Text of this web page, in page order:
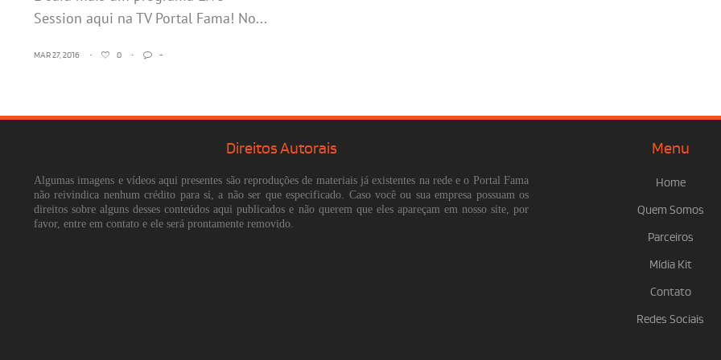
Session aqui na TV Portal Fama! No...
MAR 27, 2016 • 0 • -
Direitos Autorais
Algumas imagens e vídeos aqui presentes são reproduções de materiais já existentes na rede e o Portal Fama
não reivindica nenhum crédito para si, a não ser que especificado. Caso você ou sua empresa possuam os
direitos sobre alguns desses conteúdos aqui publicados e não querem que eles apareçam em nosso site, por
favor, entre em contato e ele será prontamente removido.
Menu
Home
Quem Somos
Parceiros
Mídia Kit
Contato
Redes Sociais